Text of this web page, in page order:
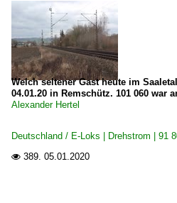
Burgkemnitz
Darmstadt Hbf ·FD·
Dortmund (sonstige)
Dortmund Hbf ·EDO·
Dresden (sonstige)
Düsseldorf (sonstige)
Welch seltener Gast heute im
04.01.20 in Remschütz. 101 060 war
Alexander Hertel
Deutschland / E-Loks | Drehstrom | 91
 389. 05.01.2020